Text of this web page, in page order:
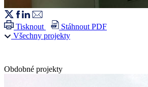
Tisknout
Stáhnout PDF
Všechny projekty
Obdobné projekty